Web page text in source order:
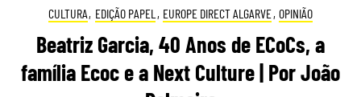
CULTURA, EDIÇÃO PAPEL , EUROPE DIRECT ALGARVE, OPINIÃO
Beatriz Garcia, 40 Anos de ECoCs, a
família Ecoc e a Next Culture | Por João